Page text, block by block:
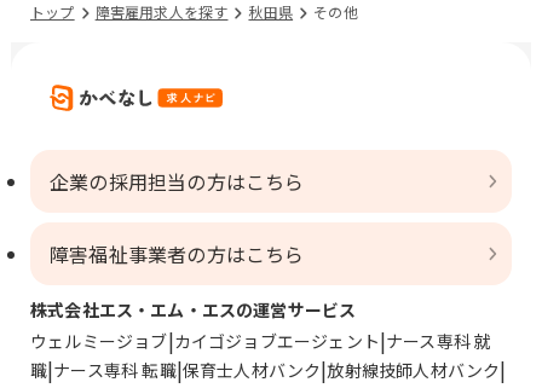
トップ 障害雇用求人を探す 秋田県 その他
企業の採用担当の方はこちら
障害福祉事業者の方はこちら
株式会社エス・エム・エスの運営サービス
ウェルミージョブ カイゴジョブエージェント ナース専科 就
職 ナース専科 転職 保育士人材バンク 放射線技師人材バンク